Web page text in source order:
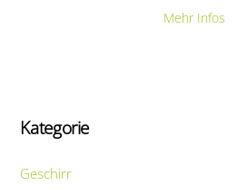
Mehr Infos
Kategorie
Geschirr